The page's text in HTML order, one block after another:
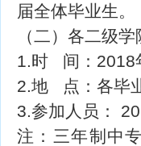
届全体毕业生。
（二）各二级
1.时 间：2018
2.地 点：各毕
3.参加人员：
注：三年制中